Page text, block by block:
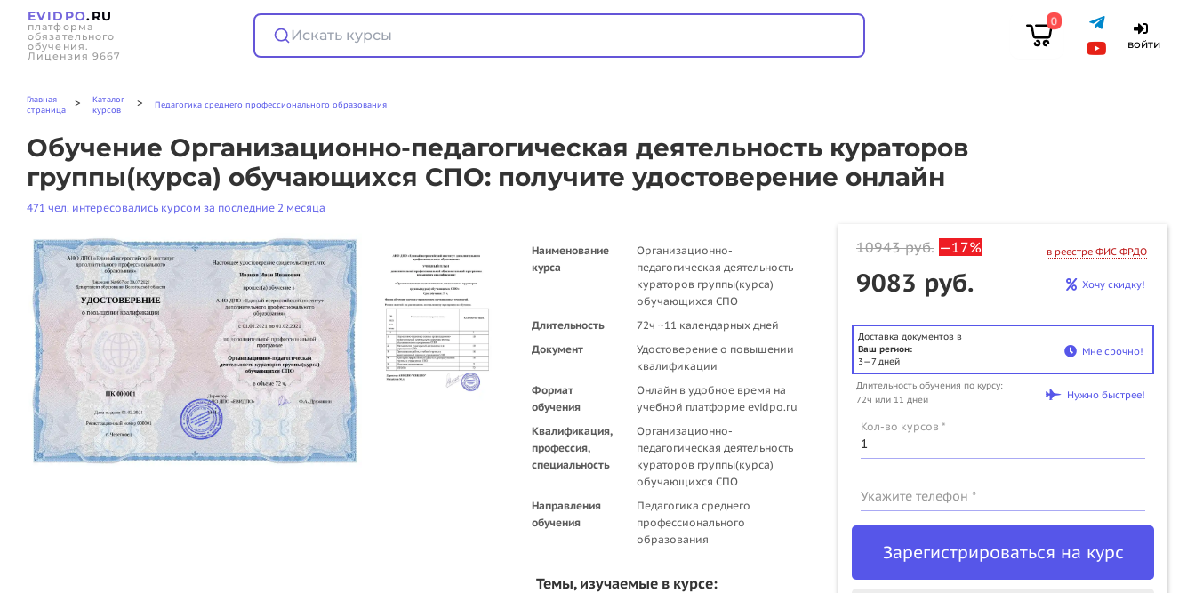
EVIDPO.RU
платформа
обязательного
обучения.
Лицензия 9667
Искать курсы
0
войти
Главная
страница
>
Каталог
курсов
> Педагогика среднего профессионального образования
Обучение Организационно-педагогическая деятельность кураторов
группы(курса) обучающихся СПО: получите удостоверение онлайн
471 чел. интересовались курсом за последние 2 месяца
Наименование
курса
Организационно-
педагогическая деятельность
кураторов группы(курса)
обучающихся СПО
Длительность
72ч ~11 календарных дней
Документ
Удостоверение о повышении
квалификации
Формат
обучения
Онлайн в удобное время на
учебной платформе evidpo.ru
Квалификация,
профессия,
специальность
Организационно-
педагогическая деятельность
кураторов группы(курса)
обучающихся СПО
Направления
обучения
Педагогика среднего
профессионального
образования
Темы, изучаемые в курсе:
10943руб. —17% в реестре ФИС ФРДО
9083 руб. Хочу скидку!
Доставка документов в
Ваш регион:
3—7 дней
Мне срочно!
Длительность обучения по курсу:
72ч или 11 дней
Нужно быстрее!
Кол-во курсов *
Укажите телефон *
Зарегистрироваться на курс